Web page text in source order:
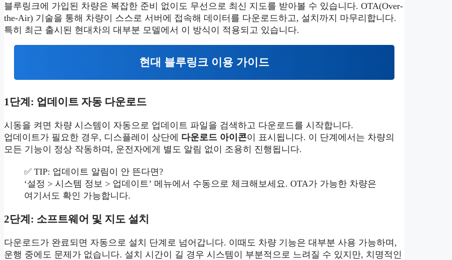
블루링크에 가입된 차량은 복잡한 준비 없이도 무선으로 최신 지도를 받아볼 수 있습니다. OTA(Over-
the-Air) 기술을 통해 차량이 스스로 서버에 접속해 데이터를 다운로드하고, 설치까지 마무리합니다.
특히 최근 출시된 현대차의 대부분 모델에서 이 방식이 적용되고 있습니다.
현대 블루링크 이용 가이드
1단계: 업데이트 자동 다운로드
시동을 켜면 차량 시스템이 자동으로 업데이트 파일을 검색하고 다운로드를 시작합니다.
업데이트가 필요한 경우, 디스플레이 상단에 다운로드 아이콘이 표시됩니다. 이 단계에서는 차량의
모든 기능이 정상 작동하며, 운전자에게 별도 알림 없이 조용히 진행됩니다.
✅ TIP: 업데이트 알림이 안 뜬다면?
‘설정 > 시스템 정보 > 업데이트’ 메뉴에서 수동으로 체크해보세요. OTA가 가능한 차량은
여기서도 확인 가능합니다.
2단계: 소프트웨어 및 지도 설치
다운로드가 완료되면 자동으로 설치 단계로 넘어갑니다. 이때도 차량 기능은 대부분 사용 가능하며,
운행 중에도 문제가 없습니다. 설치 시간이 길 경우 시스템이 부분적으로 느려질 수 있지만, 치명적인